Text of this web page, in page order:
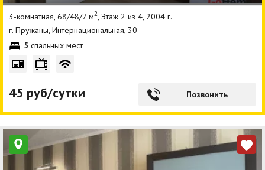
3-комнатная, 68/48/7 м2 , Этаж 2 из 4, 2004 г.
г. Пружаны, Интернациональная, 30
5 спальных мест
45 руб/сутки Позвонить